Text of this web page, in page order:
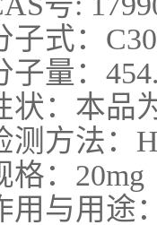
子式：
子量 ：
状： 本品
测方法：
格：
用与用途